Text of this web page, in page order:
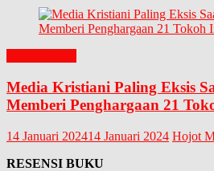
Media Kristiani Paling Eksis
Memberi Penghargaan 21
14 Januari 202414 Januari 2024 Hojot
RESENSI BUKU